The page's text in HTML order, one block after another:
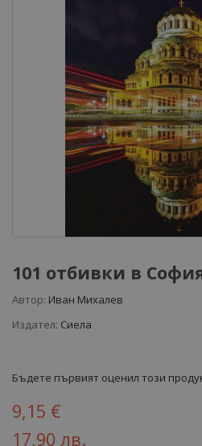
101 отбивки в
Автор: Иван Михалев
Издател: Сиела
Бъдете първият оценил този
9,15 €
17,90 лв.